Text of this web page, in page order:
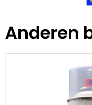
Anderen